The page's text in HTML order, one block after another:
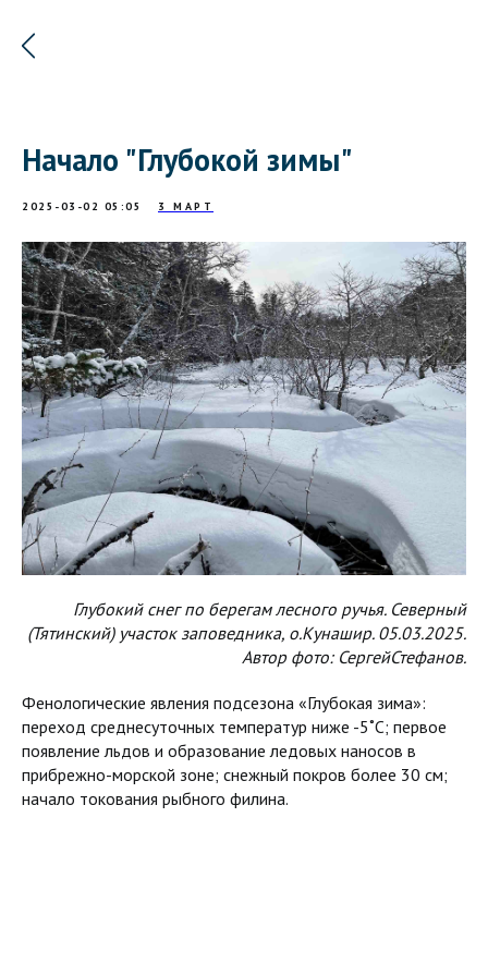
Начало "Глубокой зимы"
2025-03-02 05:05 3 МАРТ
Глубокий снег по берегам лесного ручья. Северный
(Тятинский) участок заповедника, о.Кунашир. 05.03.2025.
Автор фото: СергейСтефанов.
Фенологические явления подсезона «Глубокая зима»:
переход среднесуточных температур ниже -5˚С; первое
появление льдов и образование ледовых наносов в
прибрежно-морской зоне; снежный покров более 30 см;
начало токования рыбного филина.